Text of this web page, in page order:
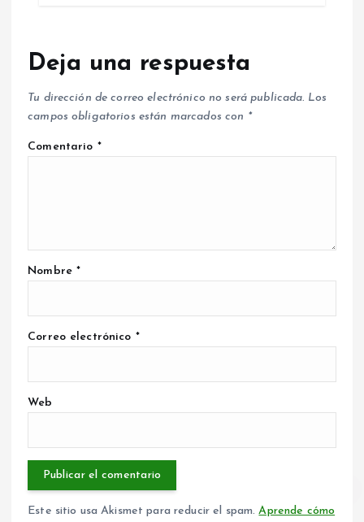
Deja una respuesta
Tu dirección de correo electrónico no será publicada. Los
campos obligatorios están marcados con *
Comentario *
Nombre*
Correo electrónico *
Web
Este sitio usa Akismet para reducir el spam.Aprende cómo